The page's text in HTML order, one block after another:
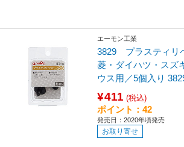
エーモン工業
3829 プラスティリ
菱・ダイハツ・ス
ウス用／5個入り
¥411 (税込)
ポイント：42
発売日：2020年頃発売
お取り寄せ